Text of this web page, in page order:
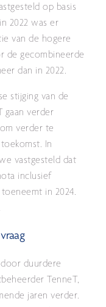
op basis
2022 was er
van de hogere
de gecombineerde
dan in 2022.
stijging van de
gaan verder
verder te
In
vastgesteld dat
inclusief
in 2024.
duurdere
TenneT,
jaren verder.